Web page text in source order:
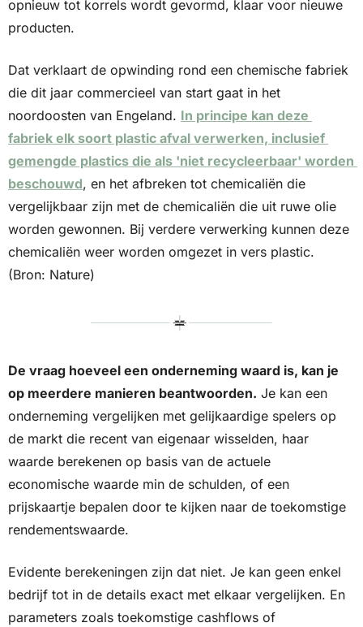
opnieuw tot korrels wordt gevormd, klaar voor nieuwe
producten.
Dat verklaart de opwinding rond een chemische fabriek
die dit jaar commercieel van start gaat in het
noordoosten van Engeland. In principe kan deze
fabriek elk soort plastic afval verwerken, inclusief
gemengde plastics die als 'niet recycleerbaar' worden
beschouwd, en het afbreken tot chemicaliën die
vergelijkbaar zijn met de chemicaliën die uit ruwe olie
worden gewonnen. Bij verdere verwerking kunnen deze
chemicaliën weer worden omgezet in vers plastic.
(Bron: Nature)
De vraag hoeveel een onderneming waard is, kan je
op meerdere manieren beantwoorden. Je kan een
onderneming vergelijken met gelijkaardige spelers op
de markt die recent van eigenaar wisselden, haar
waarde berekenen op basis van de actuele
economische waarde min de schulden, of een
prijskaartje bepalen door te kijken naar de toekomstige
rendementswaarde.
Evidente berekeningen zijn dat niet. Je kan geen enkel
bedrijf tot in de details exact met elkaar vergelijken. En
parameters zoals toekomstige cashflows of